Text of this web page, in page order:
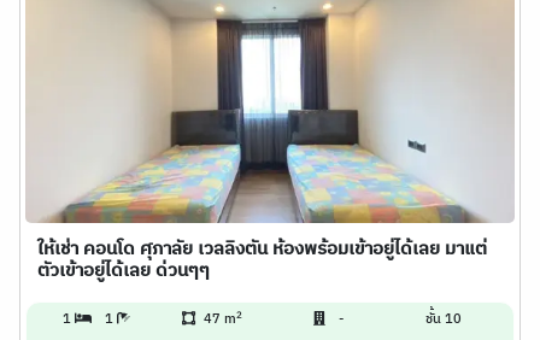
ให้เช่า คอนโด ศุภาลัย เวลลิงตัน ห้องพร้อมเข้าอยู่ได้เลย มาแต่
ตัวเข้าอยู่ได้เลย ด่วนๆๆ
1 1 47 m2 - ชั้น 10